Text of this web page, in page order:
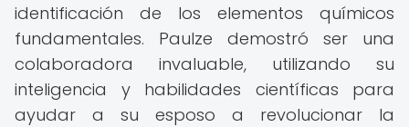
identificación de los elementos químicos
fundamentales. Paulze demostró ser una
colaboradora invaluable, utilizando su
inteligencia y habilidades científicas para
ayudar a su esposo a revolucionar la